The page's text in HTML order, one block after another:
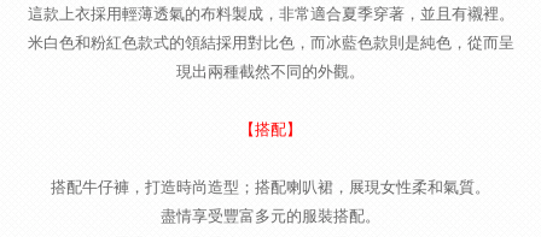
這款上衣採用輕薄透氣的布料製成，非常適合夏季穿著，並且有襯裡。
米白色和粉紅色款式的領結採用對比色，而冰藍色款則是純色，從而呈
現出兩種截然不同的外觀。
【搭配】
搭配牛仔褲，打造時尚造型；搭配喇叭裙，展現女性柔和氣質。
盡情享受豐富多元的服裝搭配。